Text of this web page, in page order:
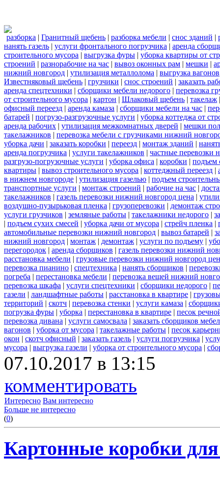
разборка | Гранитный щебень | разборка мебели | снос зданий |
нанять газель | услуги фронтального погрузчика | аренда
строительного мусора | выгрузка фуры | уборка квартиры от
строений | разнорабочие на час | вывоз оконных рам | мешки |
нижний новгород | утилизация металлолома | выгрузка вагонов
Известняковый щебень | грузчики | снос строений | заказать
аренда спецтехники | сборщики мебели недорого | перевозка
от строительного мусора | картон | Шлаковый щебень | такелаж
офисный переезд | аренда камаза | сборщики мебели на час |
батарей | погрузо-разгрузочные услуги | уборка коттеджа от
аренда рабочих | утилизация межкомнатных дверей | мешки
такелажников | перевозка мебели с грузчиками нижний
уборка дачи | заказать коробки | переезд | монтаж зданий |
аренда погрузчика | услуги такелажников | частные перевозки
разгрузо-погрузочные услуги | уборка офиса | коробки | подъем
квартиры | вывоз строительного мусора | коттеджный переезд |
в нижнем новгороде | утилизация газелью | подъем
транспортные услуги | монтаж строений | рабочие на час |
такелажников | газель перевозки нижний новгород цена |
воздушно-пузырьковая пленка | грузоперевозки | демонтаж
услуги грузчиков | земляные работы | такелажники недорого |
| подъем сухих смесей | уборка дачи от мусора | стрейч пленка |
автомобильные перевозки нижний новгород | вывоз батарей |
нижний новгород | монтаж | демонтаж | услуги по подъему |
перегородок | аренда сборщиков | газель перевозки нижний
расстановка мебели | грузовые перевозки нижний новгород
перевозка пианино | спецтехника | нанять сборщиков |
погреба | перестановка мебели | перевозка вещей нижний
перевозка шкафа | услуги спецтехники | сборщики недорого |
газели | ландшафтные работы | расстановка в квартире |
территорий | скотч | перевозка стенки | услуги камаза |
погрузка фуры | уборка | перестановка в квартире | песок
перевозка дивана | услуги самосвала | заказать сборщиков
вагонов | уборка от мусора | такелажные работы | песок
окон | скотч офисный | заказать газель | услуги погрузчика |
мусора | выгрузка газели | уборка от строительного мусора |
07.10.2017 в 13:15
комментировать
Интересно Вам интересно
Больше не интересно
(0)
Картонные коробки для